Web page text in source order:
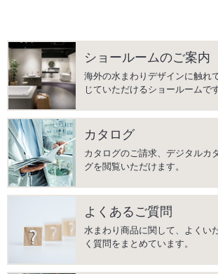
ショールームのご案内
海外の水まわりデザインに触れ
じていただけるショールームです
カタログ
カタログのご請求、デジタルカ
グを閲覧いただけます。
よくあるご質問
水まわり商品に関して、よくい
く質問をまとめています。